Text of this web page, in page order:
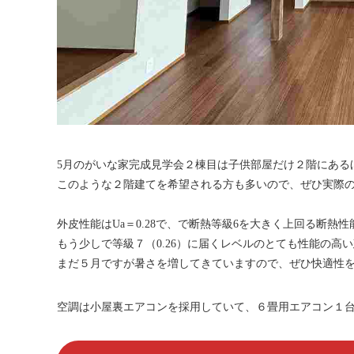
5月のがいな家完成見学会２棟目は子供部屋だけ２階にあ
このような２階建てを希望される方も多いので、ぜひ実際
外皮性能はUa＝0.28で、で断熱等級6を大きく上回る断熱性
もう少しで等級７（0.26）に届くレベルのとても性能の高
まだ５月ですが暑さを増してきていますので、ぜひ快適性
空調は小屋裏エアコンを採用していて、６畳用エアコン１